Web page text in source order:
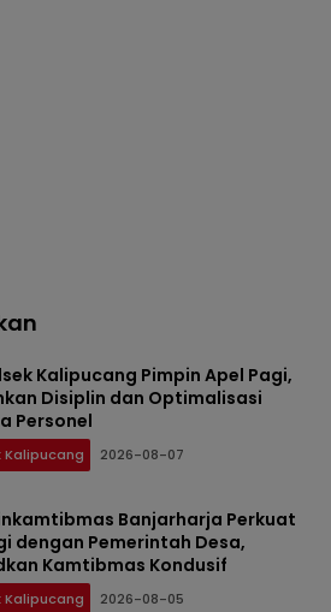
Kalipucang Pimpin Apel Pagi,
Disiplin dan Optimalisasi
Personel
Kalipucang 2026-08-07
Banjarharja Perkuat
dengan Pemerintah Desa,
Kamtibmas Kondusif
Kalipucang 2026-08-05